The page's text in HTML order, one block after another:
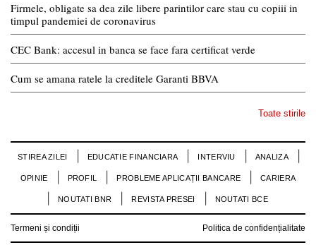
Firmele, obligate sa dea zile libere parintilor care stau cu copiii in
timpul pandemiei de coronavirus
CEC Bank: accesul in banca se face fara certificat verde
Cum se amana ratele la creditele Garanti BBVA
Toate stirile
STIREA ZILEI EDUCATIE FINANCIARA INTERVIU ANALIZA
OPINIE PROFIL PROBLEME APLICAȚII BANCARE CARIERA
NOUTATI BNR REVISTA PRESEI NOUTATI BCE
Termeni și condiții Politica de confidențialitate